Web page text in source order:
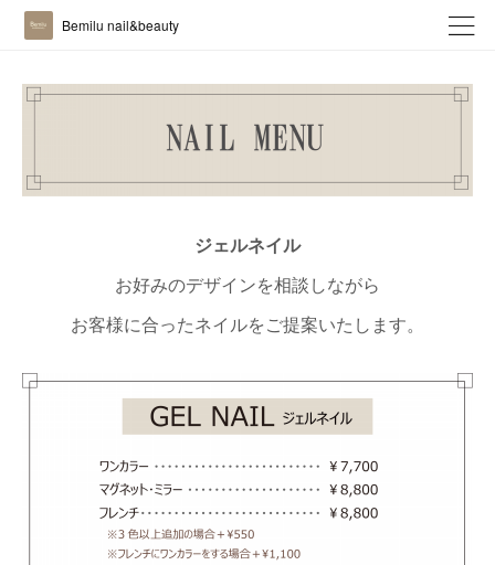
Bemilu nail&beauty
ジェルネイル
お好みのデザインを相談しながら
お客様に合ったネイルをご提案いたします。